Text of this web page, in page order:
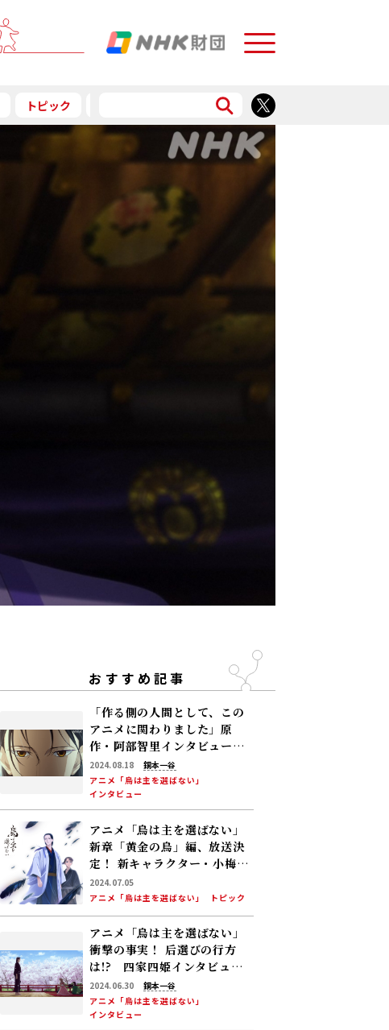
Menu
トピック
おすすめ記事
「作る側の人間として、この
アニメに関わりました」原
作・阿部智里インタビュー
（前編）～アニメ「烏は主を
選ばない」ができるまで
2024.08.18
銅本一谷
アニメ「烏は主を選ばない」
インタビュー
アニメ「烏は主を選ばない」
新章「黄金の烏」編、放送決
定！ 新キャラクター・小梅役
は宮本侑芽
2024.07.05
アニメ「烏は主を選ばない」
トピック
アニメ「烏は主を選ばない」
衝撃の事実！ 后選びの行方
は!? 四家四姫インタビュ
ー・後編
2024.06.30
銅本一谷
アニメ「烏は主を選ばない」
インタビュー